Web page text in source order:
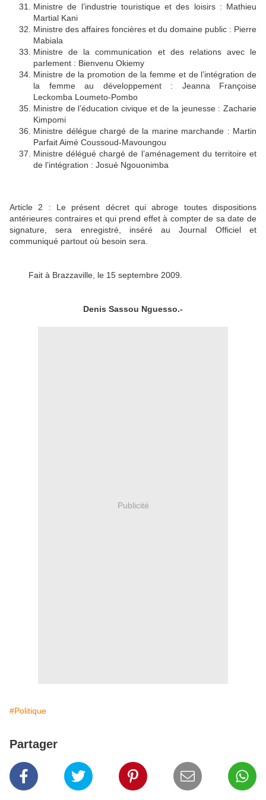
Ministre de l’industrie touristique et des loisirs : Mathieu
Martial Kani
Ministre des affaires foncières et du domaine public : Pierre
Mabiala
Ministre de la communication et des relations avec le
parlement : Bienvenu Okiemy
Ministre de la promotion de la femme et de l’intégration de
la femme au développement : Jeanna Françoise
Leckomba Loumeto-Pombo
Ministre de l’éducation civique et de la jeunesse : Zacharie
Kimpomi
Ministre délégue chargé de la marine marchande : Martin
Parfait Aimé Coussoud-Mavoungou
Ministre délégué chargé de l’aménagement du territoire et
de l’intégration : Josué Ngouonimba
Article 2 : Le présent décret qui abroge toutes dispositions
antérieures contraires et qui prend effet à compter de sa date de
signature, sera enregistré, inséré au Journal Officiel et
communiqué partout où besoin sera.
Fait à Brazzaville, le 15 septembre 2009.
Denis Sassou Nguesso.-
Publicité
#Politique
Partager